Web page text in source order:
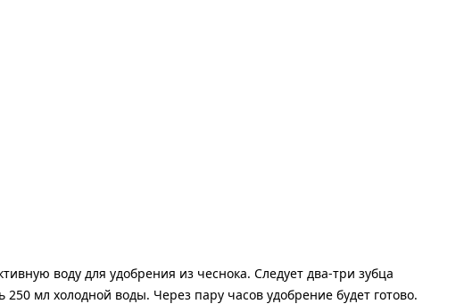
воду для удобрения из чеснока. Следует два-три зубца
250 мл холодной воды. Через пару часов удобрение будет готово.